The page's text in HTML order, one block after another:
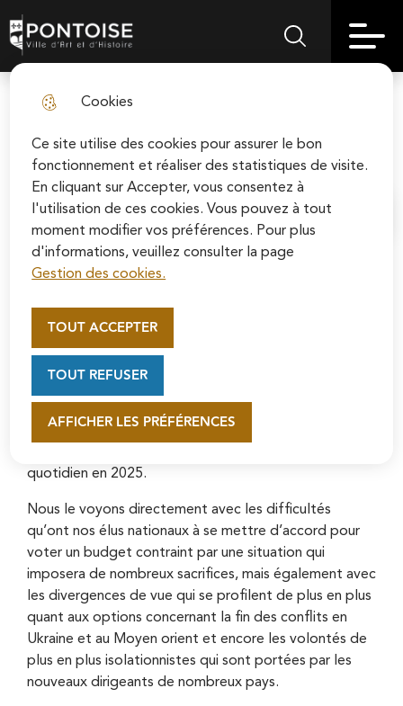
Cookies
Ce site utilise des cookies pour assurer le bon
fonctionnement et réaliser des statistiques de visite.
En cliquant sur Accepter, vous consentez à
l'utilisation de ces cookies. Vous pouvez à tout
moment modifier vos préférences. Pour plus
d'informations, veuillez consulter la page
Gestion des cookies.
AFFICHER LES PRÉFÉRENCES
TOUT ACCEPTER
TOUT REFUSER
to
menu
Skip to
search
Skip to
site map
Soutenez la rénovation de la cathédrale Saint-
Maclou en vous connectant sur le site de la
Fondation du patrimoine.
En savoir plus
Pontoise | Ville d'art et d'histoireMenu principalRechercher sur
Décembre 2024
Une transition 2024/2025 pleine d’incertitudes !
Incertitudes qui nous concernent toutes et tous et
quotidien en 2025.
Nous le voyons directement avec les difficultés
qu’ont nos élus nationaux à se mettre d’accord pour
voter un budget contraint par une situation qui
imposera de nombreux sacrifices, mais également avec
les divergences de vue qui se profilent de plus en plus
quant aux options concernant la fin des conflits en
Ukraine et au Moyen orient et encore les volontés de
plus en plus isolationnistes qui sont portées par les
nouveaux dirigeants de nombreux pays.